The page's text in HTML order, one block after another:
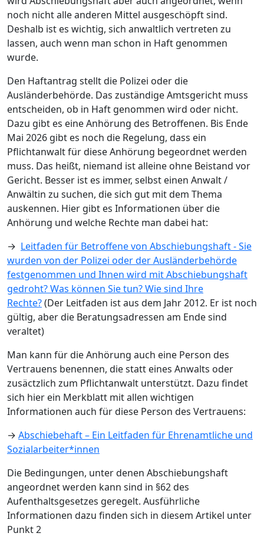
noch nicht alle anderen Mittel ausgeschöpft sind.
Deshalb ist es wichtig, sich anwaltlich vertreten zu
lassen, auch wenn man schon in Haft genommen
wurde.
Den Haftantrag stellt die Polizei oder die
Ausländerbehörde. Das zuständige Amtsgericht muss
entscheiden, ob in Haft genommen wird oder nicht.
Dazu gibt es eine Anhörung des Betroffenen. Bis Ende
Mai 2026 gibt es noch die Regelung, dass ein
Pflichtanwalt für diese Anhörung begeordnet werden
muss. Das heißt, niemand ist alleine ohne Beistand vor
Gericht. Besser ist es immer, selbst einen Anwalt /
Anwältin zu suchen, die sich gut mit dem Thema
auskennen. Hier gibt es Informationen über die
Anhörung und welche Rechte man dabei hat:
→ Leitfaden für Betroffene von Abschiebungshaft - Sie
wurden von der Polizei oder der Ausländerbehörde
festgenommen und Ihnen wird mit Abschiebungshaft
gedroht? Was können Sie tun? Wie sind Ihre
Rechte?(Der Leitfaden ist aus dem Jahr 2012. Er ist noch
gültig, aber die Beratungsadressen am Ende sind
veraltet)
Man kann für die Anhörung auch eine Person des
Vertrauens benennen, die statt eines Anwalts oder
zusäctzlich zum Pflichtanwalt unterstützt. Dazu findet
sich hier ein Merkblatt mit allen wichtigen
Informationen auch für diese Person des Vertrauens:
→ Abschiebehaft – Ein Leitfaden für Ehrenamtliche und
Sozialarbeiter*innen
Die Bedingungen, unter denen Abschiebungshaft
angeordnet werden kann sind in §62 des
Aufenthaltsgesetzes geregelt. Ausführliche
Informationen dazu finden sich in diesem Artikel unter
Punkt 2